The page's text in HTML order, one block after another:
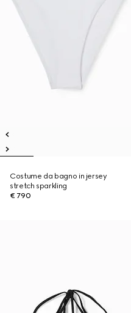
Costume da bagno in jersey
stretch sparkling
€ 790